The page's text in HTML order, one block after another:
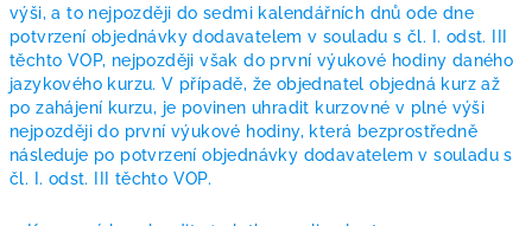
výši, a to nejpozději do sedmi kalendářních dnů ode dne
potvrzení objednávky dodavatelem v souladu s čl. I. odst. III
těchto VOP, nejpozději však do první výukové hodiny daného
jazykového kurzu. V případě, že objednatel objedná kurz až
po zahájení kurzu, je povinen uhradit kurzovné v plné výši
nejpozději do první výukové hodiny, která bezprostředně
následuje po potvrzení objednávky dodavatelem v souladu s
čl. I. odst. III těchto VOP.